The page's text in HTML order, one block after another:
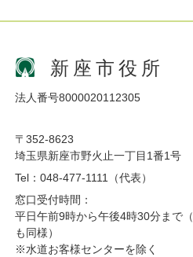
新座市役所
法人番号8000020112305
〒352-8623
埼玉県新座市野火止一丁目1番1号
Tel：048-477-1111（代表）
窓口受付時間：
平日午前9時から午後4時30分まで
も同様）
※水道お客様センターを除く